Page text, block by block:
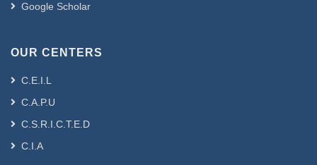
Google Scholar
OUR CENTERS
C.E.I.L
C.A.P.U
C.S.R.I.C.T.E.D
C.I.A